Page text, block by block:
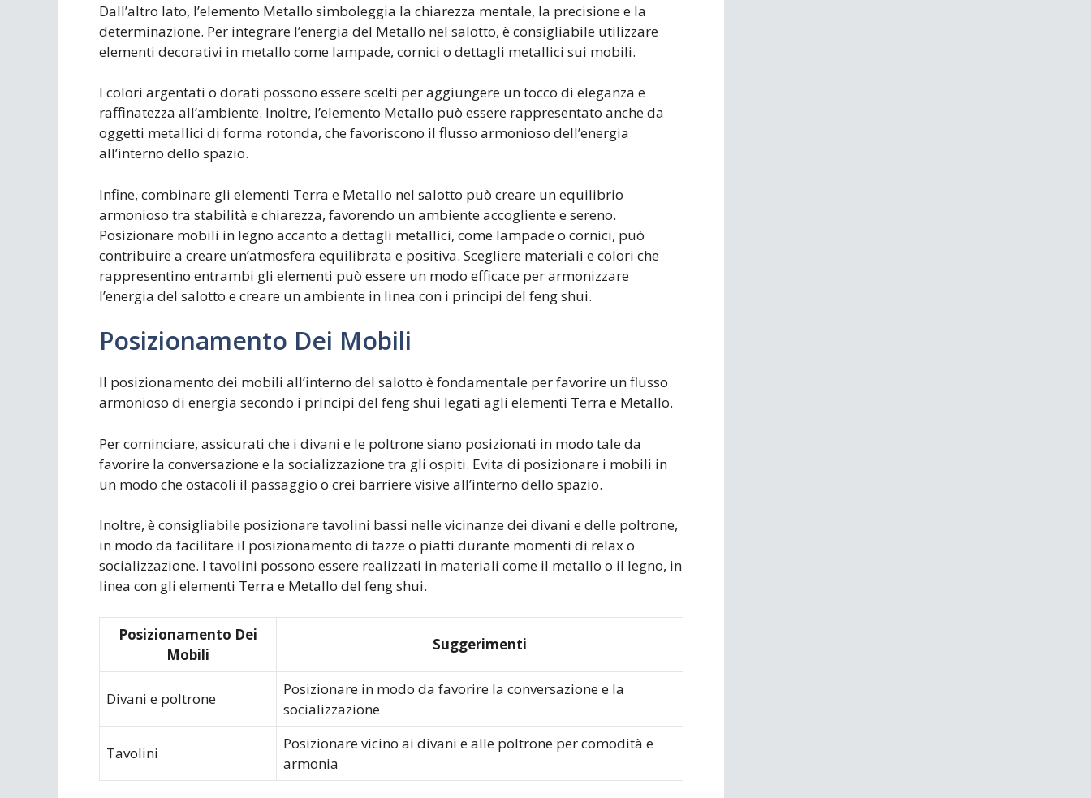
Dall’altro lato, l’elemento Metallo simboleggia la chiarezza mentale, la precisione e la
determinazione. Per integrare l’energia del Metallo nel salotto, è consigliabile utilizzare
elementi decorativi in metallo come lampade, cornici o dettagli metallici sui mobili.
I colori argentati o dorati possono essere scelti per aggiungere un tocco di eleganza e
raffinatezza all’ambiente. Inoltre, l’elemento Metallo può essere rappresentato anche da
oggetti metallici di forma rotonda, che favoriscono il flusso armonioso dell’energia
all’interno dello spazio.
Infine, combinare gli elementi Terra e Metallo nel salotto può creare un equilibrio
armonioso tra stabilità e chiarezza, favorendo un ambiente accogliente e sereno.
Posizionare mobili in legno accanto a dettagli metallici, come lampade o cornici, può
contribuire a creare un’atmosfera equilibrata e positiva. Scegliere materiali e colori che
rappresentino entrambi gli elementi può essere un modo efficace per armonizzare
l’energia del salotto e creare un ambiente in linea con i principi del feng shui.
Posizionamento Dei Mobili
Il posizionamento dei mobili all’interno del salotto è fondamentale per favorire un flusso
armonioso di energia secondo i principi del feng shui legati agli elementi Terra e Metallo.
Per cominciare, assicurati che i divani e le poltrone siano posizionati in modo tale da
favorire la conversazione e la socializzazione tra gli ospiti. Evita di posizionare i mobili in
un modo che ostacoli il passaggio o crei barriere visive all’interno dello spazio.
Inoltre, è consigliabile posizionare tavolini bassi nelle vicinanze dei divani e delle poltrone,
in modo da facilitare il posizionamento di tazze o piatti durante momenti di relax o
socializzazione. I tavolini possono essere realizzati in materiali come il metallo o il legno, in
linea con gli elementi Terra e Metallo del feng shui.
Posizionamento Dei
Mobili
Suggerimenti
Divani e poltrone
Posizionare in modo da favorire la conversazione e la
socializzazione
Tavolini
Posizionare vicino ai divani e alle poltrone per comodità e
armonia